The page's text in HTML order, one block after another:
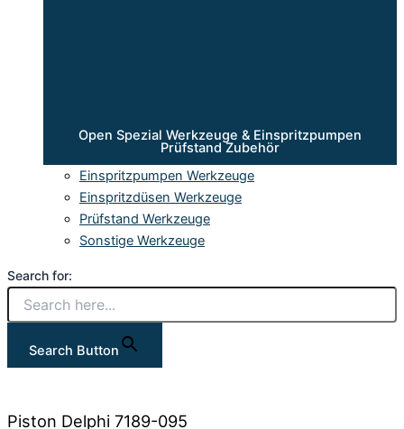
Open Spezial Werkzeuge & Einspritzpumpen
Prüfstand Zubehör
Einspritzpumpen Werkzeuge
Einspritzdüsen Werkzeuge
Prüfstand Werkzeuge
Sonstige Werkzeuge
Search for:
Search Button
Piston Delphi 7189-095